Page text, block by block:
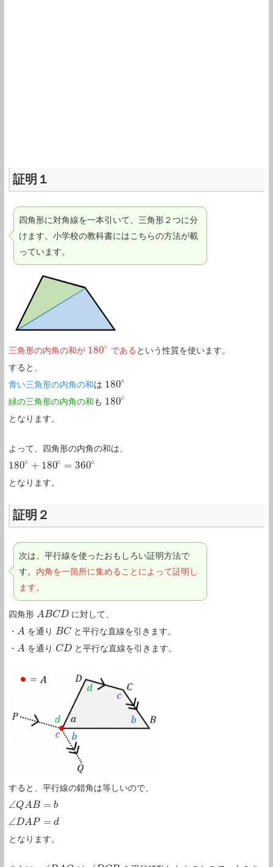
証明１
四角形に対角線を一本引いて、三角形２つに分
けます。小学校の教科書にはこちらの方法が載
っています。
三角形の内角の和が 180∘
180∘ である という性質を使います。
すると、
青い三角形の内角の和は 180∘
180∘
緑の三角形の内角の和も 180∘
180∘
となります。
よって、四角形の内角の和は、
180∘ + 180∘ = 360∘
180∘ +180∘=360 ∘
となります。
証明２
次は、平行線を使ったおもしろい証明方法で
す。 内角を一箇所に集めることによって証明し
ます。
四角形 ABCD
ABCD
に対して、
・ A
A を通り BC
BC
と平行な直線を引きます。
・ A
A を通りCD
CD と平行な直線を引きます。
すると、平行線の錯角は等しいので、
∠QAB = b
∠QAB=b
∠DAP = d
∠DAP=d
となります。